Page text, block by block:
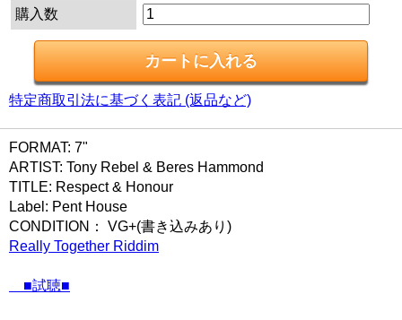
購入数
特定商取引法に基づく表記 (返品など)
FORMAT: 7"
ARTIST: Tony Rebel & Beres Hammond
TITLE: Respect & Honour
Label: Pent House
CONDITION： VG+(書き込みあり)
Really Together Riddim
■試聴■